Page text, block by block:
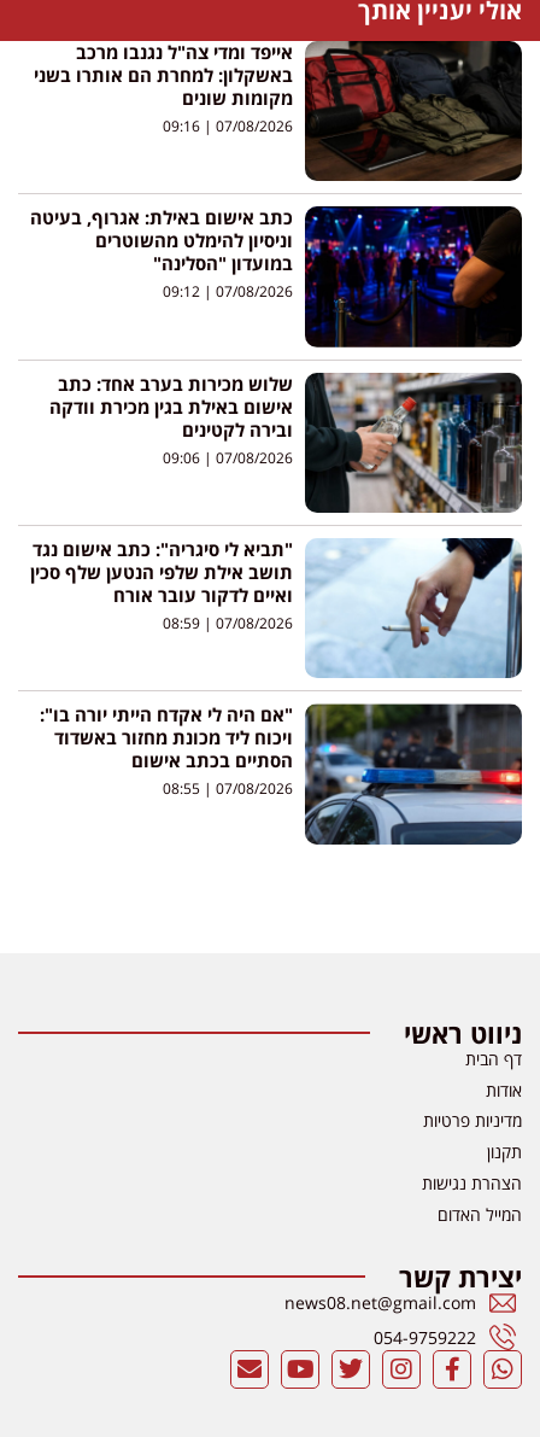
אולי יעניין אותך
אייפד ומדי צה"ל נגנבו מרכב
באשקלון: למחרת הם אותרו בשני
מקומות שונים
07/08/2026
כתב אישום באילת: אגרוף, בעיטה
וניסיון להימלט מהשוטרים
במועדון "הסלינה"
07/08/2026
שלוש מכירות בערב אחד: כתב
אישום באילת בגין מכירת וודקה
ובירה לקטינים
07/08/2026
"תביא לי סיגריה": כתב אישום נגד
תושב אילת שלפי הנטען שלף סכין
ואיים לדקור עובר אורח
07/08/2026
"אם היה לי אקדח הייתי יורה בו":
ויכוח ליד מכונת מחזור באשדוד
הסתיים בכתב אישום
07/08/2026
ניווט ראשי
דף הבית
אודות
מדיניות פרטיות
תקנון
הצהרת נגישות
המייל האדום
יצירת קשר
news08.net@gmail.com
054-9759222